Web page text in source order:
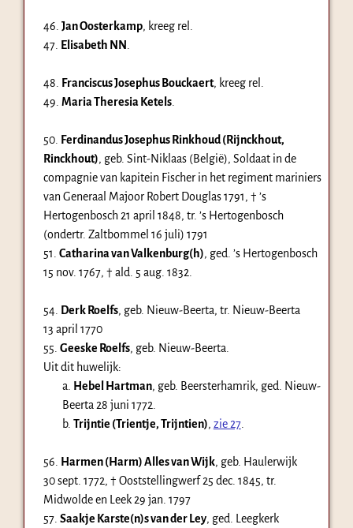
46. Jan Oosterkamp, kreeg rel.
47. Elisabeth NN
48. Franciscus Josephus Bouckaert, kreeg rel.
49. Maria Theresia Ketels.
50. Ferdinandus Josephus Rinkhoud (Rijnckhout,
Rinckhout), geb. Sint-Niklaas (België), Soldaat in de
compagnie van kapitein Fischer in het regiment mariniers
van Generaal Majoor Robert Douglas 1791, † ’s
Hertogenbosch 21 april 1848, tr. ’s Hertogenbosch
(ondertr. Zaltbommel 16 juli) 1791
51. Catharina van Valkenburg(h), ged. ’s Hertogenbosch
15 nov. 1767, † ald. 5 aug. 1832
54. Derk Roelfs, geb. Nieuw-Beerta, tr. Nieuw-Beerta
13 april 1770
55. Geeske Roelfs, geb. Nieuw-Beerta.
Uit dit huwelijk:
a. Hebel Hartman, geb. Beersterhamrik, ged. Nieuw-
Beerta 28 juni 1772
b. Trijntie (Trientje, Trijntien), zie 27.
56. Harmen (Harm) Alles van Wijk, geb. Haulerwijk
30 sept. 1772, † Ooststellingwerf 25 dec. 1845, tr.
Midwolde en Leek 29 jan. 1797
57. Saakje Karste(n)s van der Ley, ged. Leegkerk